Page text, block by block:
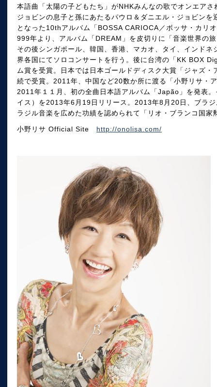
本語曲「太陽の子どもたち」がNHKみんなの歌でオンエア
ジョビンの息子と孫にあたるパウロ＆ダニエル・ジョビン
となった10thアルバム「BOSSA CARIOCA／ボッサ・カリ
999年より、アルバム「DREAM」を皮切りに「音楽世界の
その後シンガポール、韓国、香港、マカオ、タイ、インド
界各国にてソロコンサートを行う。後に台湾の「KK BOX
ム賞を受賞。日本では日本ゴールドディスク大賞「ジャズ
続で受賞。2011年、中国など20数か所に渡る「小野リサ・
2011年１１月、初の全曲日本語アルバム「Japão」を発表
イス）を2013年6月19日リリース。2013年8月20日、ブラ
ラジル音楽を広めた功績を認められて「リオ・ブランコ国
小野リサ Official Site http://onolisa.com/